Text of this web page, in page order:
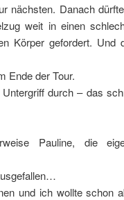
nächsten. Danach
weit in einen
Körper gefordert. Und
Ende der Tour.
durch – das
Pauline, die
und ich wollte schon